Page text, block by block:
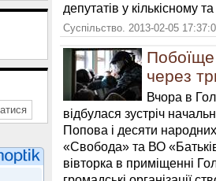
депутатів у кількісному
Суспільство. 2013-02-05
Побоїще
через
Вчора в
відбулася зустріч
Попова і десяти
«Свобода» та ВО
вівторка в приміщенні